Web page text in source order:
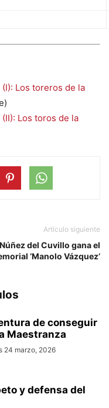
Los toreros de la
Los toros de la
Artículo siguiente
Núñez del Cuvillo gana el
‘Manolo Vázquez’
de conseguir
Maestranza
24 marzo, 2026
y defensa del